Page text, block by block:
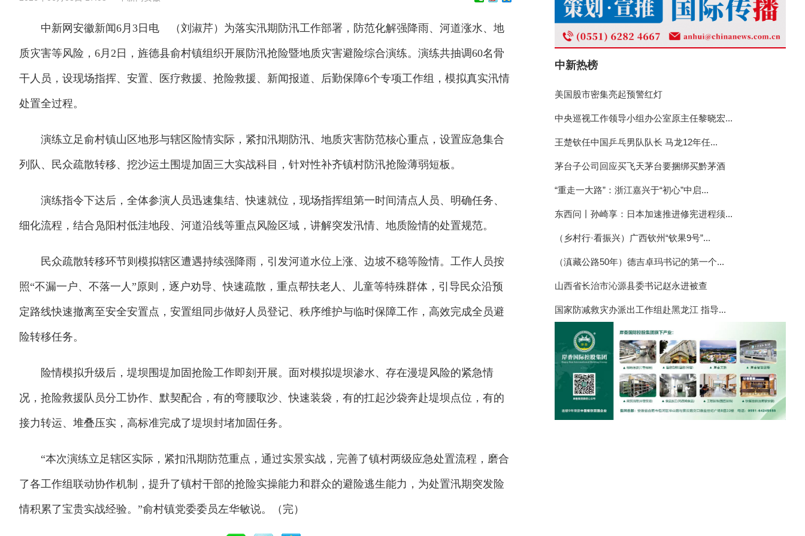
中新网安徽新闻6月3日电 （刘淑芹）为落实汛期防汛工作部署，防范化解强降雨、河道涨水、地
质灾害等风险，6月2日，旌德县俞村镇组织开展防汛抢险暨地质灾害避险综合演练。演练共抽调60名骨
干人员，设现场指挥、安置、医疗救援、抢险救援、新闻报道、后勤保障6个专项工作组，模拟真实汛情
处置全过程。
演练立足俞村镇山区地形与辖区险情实际，紧扣汛期防汛、地质灾害防范核心重点，设置应急集合
列队、民众疏散转移、挖沙运土围堤加固三大实战科目，针对性补齐镇村防汛抢险薄弱短板。
演练指令下达后，全体参演人员迅速集结、快速就位，现场指挥组第一时间清点人员、明确任务、
细化流程，结合凫阳村低洼地段、河道沿线等重点风险区域，讲解突发汛情、地质险情的处置规范。
民众疏散转移环节则模拟辖区遭遇持续强降雨，引发河道水位上涨、边坡不稳等险情。工作人员按
照“不漏一户、不落一人”原则，逐户劝导、快速疏散，重点帮扶老人、儿童等特殊群体，引导民众沿预
定路线快速撤离至安全安置点，安置组同步做好人员登记、秩序维护与临时保障工作，高效完成全员避
险转移任务。
险情模拟升级后，堤坝围堤加固抢险工作即刻开展。面对模拟堤坝渗水、存在漫堤风险的紧急情
况，抢险救援队员分工协作、默契配合，有的弯腰取沙、快速装袋，有的扛起沙袋奔赴堤坝点位，有的
接力转运、堆叠压实，高标准完成了堤坝封堵加固任务。
“本次演练立足辖区实际，紧扣汛期防范重点，通过实景实战，完善了镇村两级应急处置流程，磨合
了各工作组联动协作机制，提升了镇村干部的抢险实操能力和群众的避险逃生能力，为处置汛期突发险
情积累了宝贵实战经验。”俞村镇党委委员左华敏说。（完）
中新热榜
美国股市密集亮起预警红灯
中央巡视工作领导小组办公室原主任黎晓宏...
王楚钦任中国乒乓男队队长 马龙12年任...
茅台子公司回应买飞天茅台要捆绑买黔茅酒
“重走一大路”：浙江嘉兴于“初心”中启...
东西问丨孙崎享：日本加速推进修宪进程须...
（乡村行·看振兴）广西钦州“钦果9号”...
（滇藏公路50年）德吉卓玛书记的第一个...
山西省长治市沁源县委书记赵永进被查
国家防减救灾办派出工作组赴黑龙江 指导...